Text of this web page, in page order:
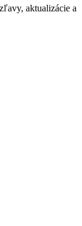
aktualizácie a